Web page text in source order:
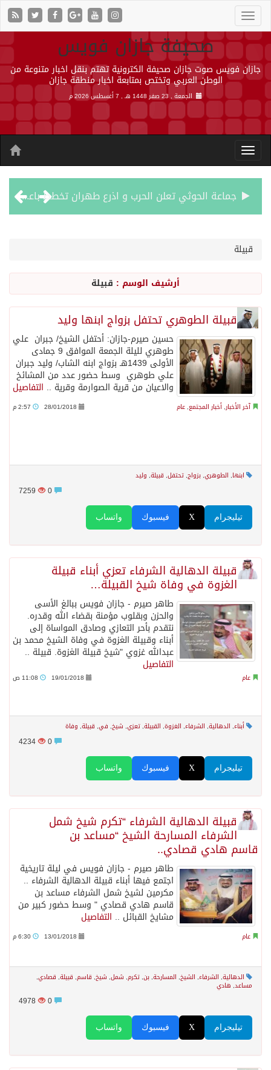
صحيفة جازان فويس
جازان فويس صوت جازان صحيفة الكترونية تهتم بنقل اخبار متنوعة من
الوطن العربي وتختص بمتابعة اخبار منطقة جازان
الجمعة , 23 صفر 1448 هـ , 7 أغسطس 2026 م
جماعة الحوثي تعلن الحرب و اذرع طهران تخطط باعمال ارهابية واسعة تطال دول الشرق الاوسط
مقتل شخصين وإصابة 14 إثر انفجار عبوة ناسفة داخل حافلة في ريف دمشق
جراء عدوان الاحتلال المتواصل على مخيم قلنديا إصابة 48 فلسطينيًا
اكتمال استقبال الدفعة الثانية من ضيوف خادم الحرمين الشريفين للعمرة والزيارة في المدينة المنورة
التحالف: إصابة (11) مدنياً في نجران نتيجة اعتداءات حوثية إرهابية
التحالف يعزي الحكومة اليمنية في استشهاد قوات يمنية جراء هجوم حوثي غادر
قبيلة
أرشيف الوسم : قبيلة
قبيلة الطوهري تحتفل بزواج ابنها وليد
حسين صيرم-جازان: أحتفل الشيخ/ جبران علي
طوهري لليلة الجمعة الموافق 9 جمادى
الأولى 1439هـ بزواج ابنه الشاب/ وليد جبران
علي طوهري وسط حضور عدد من المشائخ
والاعيان من قرية الصوارمة وقرية .. التفاصيل
آخر الأخبار, أخبار المجتمع, عام 28/01/2018
ابنها, الطوهري, بزواج, تحتفل, قبيلة, وليد
7259
واتساب فيسبوك X تيليجرام
قبيلة الدهالية الشرفاء تعزي أبناء قبيلة
الغزوة في وفاة شيخ القبيلة…
طاهر صيرم - جازان فويس ببالغ الأسى
والحزن وبقلوب مؤمنة بقضاء الله وقدره.
نتقدم بأحر التعازي وصادق المواساة إلى
أبناء وقبيلة الغزوة في وفاة الشيخ محمد بن
عبدالله غزوي "شيخ قبيلة الغزوة. قبيلة ..
التفاصيل
عام 19/01/2018
أبناء, الدهالية, الشرفاء, الغزوة, القبيلة, تعزي, شيخ, في, قبيلة, وفاة
4234
واتساب فيسبوك X تيليجرام
قبيلة الدهالية الشرفاء “تكرم شيخ شمل
الشرفاء المسارحة الشيخ “مساعد بن
قاسم هادي قصادي..
طاهر صيرم - جازان فويس في ليلة تاريخية
اجتمع فيها أبناء قبيلة الدهالية الشرفاء ..
مكرمين لشيخ شمل الشرفاء مساعد بن
قاسم هادي قصادي " وسط حضور كبير من
مشايخ القبائل .. التفاصيل
عام 13/01/2018
الدهالية, الشرفاء, الشيخ, المسارحة, بن, تكرم, شمل, شيخ, قاسم, قبيلة, قصادي,
مساعد, هادي
4978
واتساب فيسبوك X تيليجرام